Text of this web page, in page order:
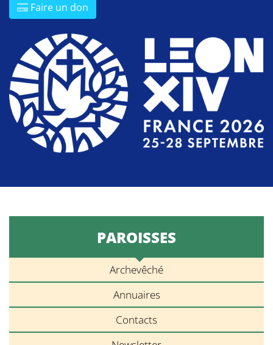
Faire un don
PAROISSES
Archevêché
Annuaires
Contacts